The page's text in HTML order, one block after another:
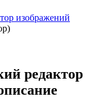
изображений
редактор